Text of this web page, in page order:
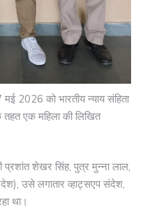
2026 को भारतीय न्याय संहिता
एक महिला की लिखित
प्रशांत शेखर सिंह, पुत्र मुन्ना लाल,
उसे लगातार व्हाट्सएप संदेश,
था।